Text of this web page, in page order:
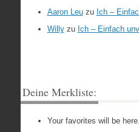
Aaron Leuzu Ich –
Willyzu Ich – Einfach
Deine Merkliste:
Your favorites will be here.